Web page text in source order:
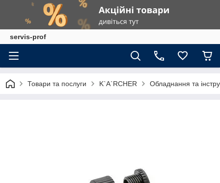
servis-prof
Товари та послуги K`A`RCHER Обладнання та